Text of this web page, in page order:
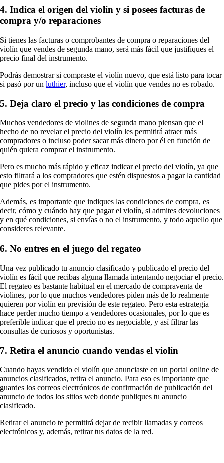
4. Indica el origen del violín y si posees facturas de
compra y/o reparaciones
Si tienes las facturas o comprobantes de compra o reparaciones del
violín que vendes de segunda mano, será más fácil que justifiques el
precio final del instrumento.
Podrás demostrar si compraste el violín nuevo, que está listo para tocar
si pasó por un luthier, incluso que el violín que vendes no es robado.
5. Deja claro el precio y las condiciones de compra
Muchos vendedores de violines de segunda mano piensan que el
hecho de no revelar el precio del violín les permitirá atraer más
compradores o incluso poder sacar más dinero por él en función de
quién quiera comprar el instrumento.
Pero es mucho más rápido y eficaz indicar el precio del violín, ya que
esto filtrará a los compradores que estén dispuestos a pagar la cantidad
que pides por el instrumento.
Además, es importante que indiques las condiciones de compra, es
decir, cómo y cuándo hay que pagar el violín, si admites devoluciones
y en qué condiciones, si envías o no el instrumento, y todo aquello que
consideres relevante.
6. No entres en el juego del regateo
Una vez publicado tu anuncio clasificado y publicado el precio del
violín es fácil que recibas alguna llamada intentando negociar el precio.
El regateo es bastante habitual en el mercado de compraventa de
violines, por lo que muchos vendedores piden más de lo realmente
quieren por violín en previsión de este regateo. Pero esta estrategia
hace perder mucho tiempo a vendedores ocasionales, por lo que es
preferible indicar que el precio no es negociable, y así filtrar las
consultas de curiosos y oportunistas.
7. Retira el anuncio cuando vendas el violín
Cuando hayas vendido el violín que anunciaste en un portal online de
anuncios clasificados, retira el anuncio. Para eso es importante que
guardes los correos electrónicos de confirmación de publicación del
anuncio de todos los sitios web donde publiques tu anuncio
clasificado.
Retirar el anuncio te permitirá dejar de recibir llamadas y correos
electrónicos y, además, retirar tus datos de la red.